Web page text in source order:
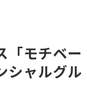
「モチベー
シャルグル